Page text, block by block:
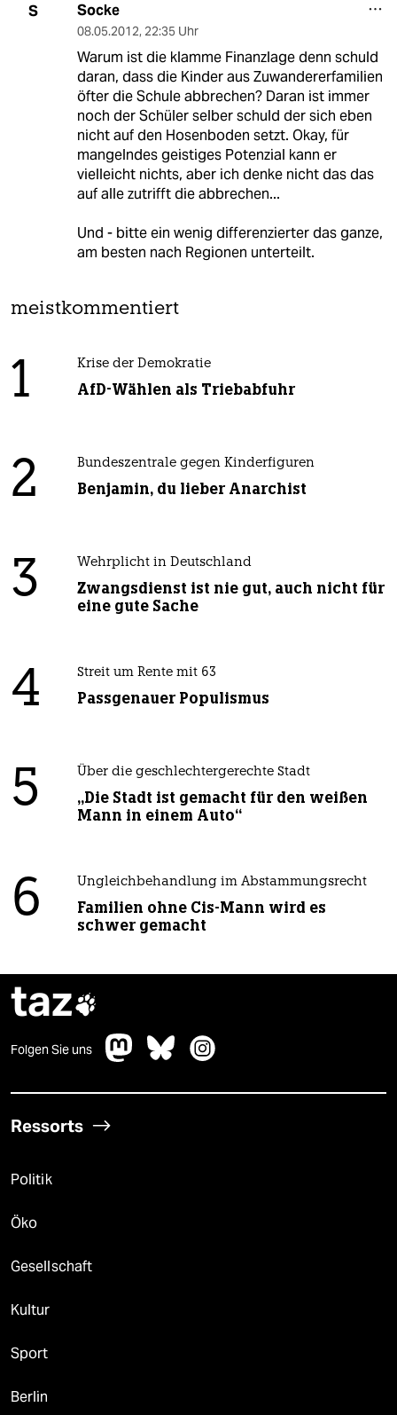
S Socke
08.05.2012, 22:35 Uhr
Warum ist die klamme Finanzlage denn schuld
daran, dass die Kinder aus Zuwandererfamilien
öfter die Schule abbrechen? Daran ist immer
noch der Schüler selber schuld der sich eben
nicht auf den Hosenboden setzt. Okay, für
mangelndes geistiges Potenzial kann er
vielleicht nichts, aber ich denke nicht das das
auf alle zutrifft die abbrechen...
Und - bitte ein wenig differenzierter das ganze,
am besten nach Regionen unterteilt.
meistkommentiert
1 Krise der Demokratie
AfD-Wählen als Triebabfuhr
2 Bundeszentrale gegen Kinderfiguren
Benjamin, du lieber Anarchist
3 Wehrplicht in Deutschland
Zwangsdienst ist nie gut, auch nicht für
eine gute Sache
4 Streit um Rente mit 63
Passgenauer Populismus
5 Über die geschlechtergerechte Stadt
„Die Stadt ist gemacht für den weißen
Mann in einem Auto“
6 Ungleichbehandlung im Abstammungsrecht
Familien ohne Cis-Mann wird es
schwer gemacht
taz
Folgen Sie uns
Ressorts
Politik
Öko
Gesellschaft
Kultur
Sport
Berlin